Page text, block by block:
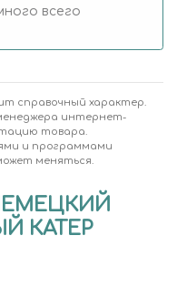
всего
справочный характер.
интернет-
товара.
и программами
меняться.
КАТЕР